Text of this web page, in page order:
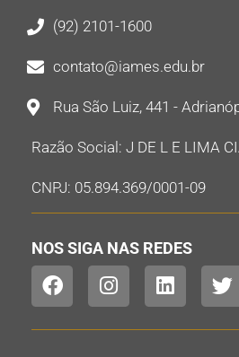
(92) 2101-1600
contato@iames.edu.br
Rua São Luiz, 441 -
Razão Social: J DE L E LIMA
CNPJ: 05.894.369/0001-09
NOS SIGA NAS REDES